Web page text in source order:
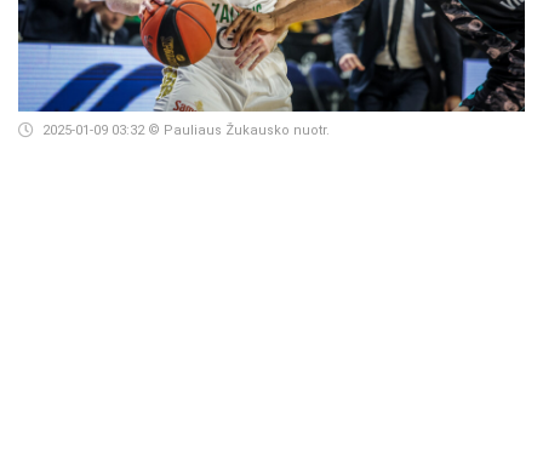
2025-01-09 03:32 © Pauliaus Žukausko nuotr.